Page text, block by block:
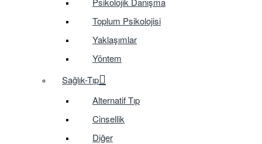
Toplum Psikolojisi
Yaklaşımlar
Yöntem
Sağlık-Tıp
Alternatif Tıp
Cinsellik
Diğer